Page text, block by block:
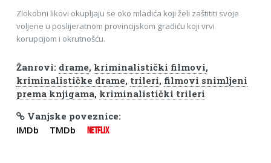
Zlokobni likovi okupljaju se oko mladića koji želi zaštititi svoje
voljene u poslijeratnom provincijskom gradiću koji vrvi
korupcijom i okrutnošću.
Žanrovi: drame, kriminalistički filmovi,
kriminalističke drame, trileri, filmovi snimljeni
prema knjigama, kriminalistički trileri
Vanjske poveznice:
IMDb TMDb NETFLIX